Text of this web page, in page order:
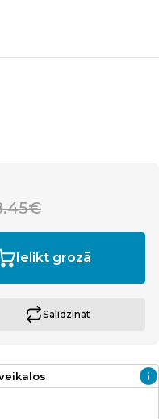
Ielikt grozā
Salīdzināt